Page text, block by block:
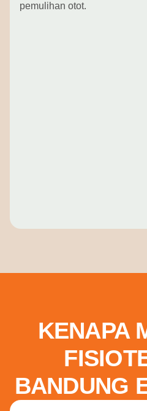
pemulihan otot.
KENAPA
BANDUNG